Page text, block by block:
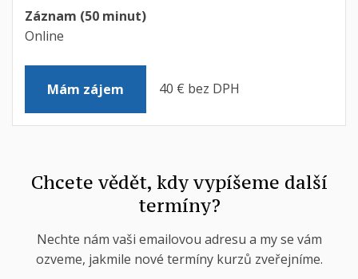
Záznam (50 minut)
Online
Mám zájem 40 € bez DPH
Chcete vědět, kdy vypíšeme další
termíny?
Nechte nám vaši emailovou adresu a my se vám
ozveme, jakmile nové termíny kurzů zveřejníme.